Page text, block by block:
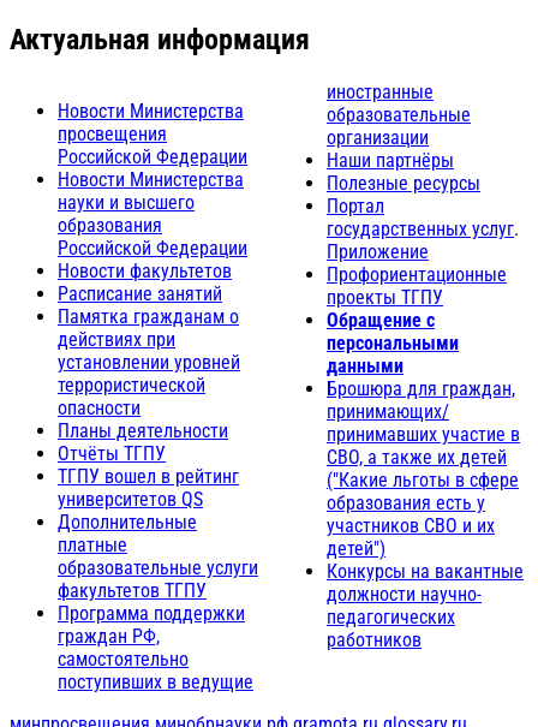
Актуальная информация
Новости Министерства
просвещения
Российской Федерации
Новости Министерства
науки и высшего
образования
Российской Федерации
Новости факультетов
Расписание занятий
Памятка гражданам о
действиях при
установлении уровней
террористической
опасности
Планы деятельности
Отчёты ТГПУ
ТГПУ вошел в рейтинг
университетов QS
Дополнительные
платные
образовательные услуги
факультетов ТГПУ
Программа поддержки
граждан РФ,
самостоятельно
поступивших в ведущие
иностранные
образовательные
организации
Наши партнёры
Полезные ресурсы
Портал
государственных услуг.
Приложение
Профориентационные
проекты ТГПУ
Обращение с
персональными
данными
Брошюра для граждан,
принимающих/
принимавших участие в
СВО, а также их детей
("Какие льготы в сфере
образования есть у
участников СВО и их
детей")
Конкурсы на вакантные
должности научно-
педагогических
работников